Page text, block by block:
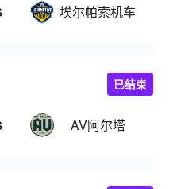
埃尔帕索机车
AV阿尔塔
已结束